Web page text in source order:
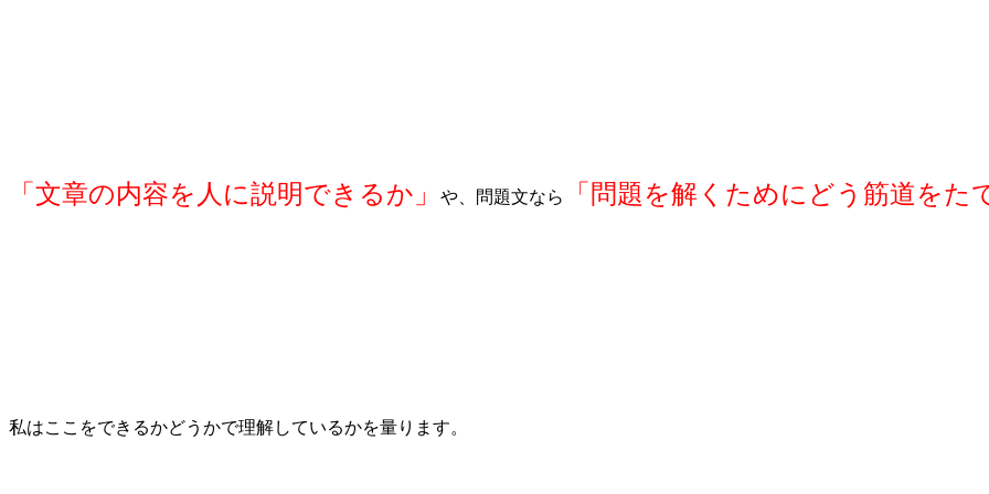
「文章の内容を人に説明できるか」 や、問題文なら 「問題を解くためにどう筋道をた
私はここをできるかどうかで理解しているかを量ります。